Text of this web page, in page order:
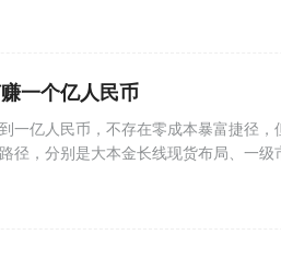
一个亿人民币
一亿人民币，不存在零成本暴富捷径
径，分别是大本金长线现货布局、一